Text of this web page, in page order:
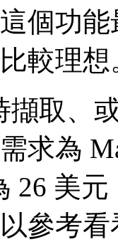
個功
較理想
擷取、
求為
26 美
參考看